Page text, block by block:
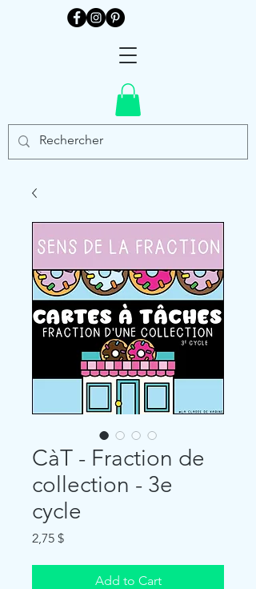
CàT - Fraction de
collection - 3e
cycle
2,75 $Price
Add to Cart